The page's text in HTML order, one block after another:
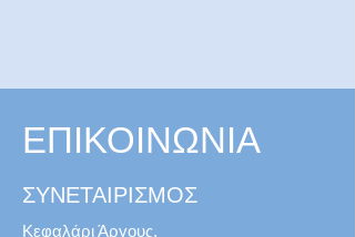
ΕΠΙΚΟΙΝΩΝΙΑ
ΣΥΝΕΤΑΙΡΙΣΜΟΣ
Κεφαλάρι Άργους,